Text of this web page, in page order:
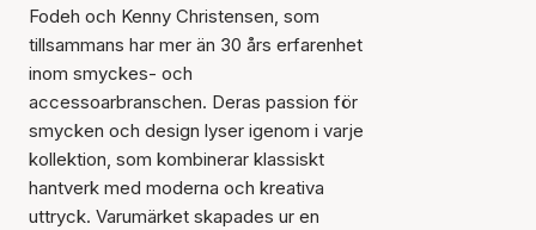
Fodeh och Kenny Christensen, som
tillsammans har mer än 30 års erfarenhet
inom smyckes- och
accessoarbranschen. Deras passion för
smycken och design lyser igenom i varje
kollektion, som kombinerar klassiskt
hantverk med moderna och kreativa
uttryck. Varumärket skapades ur en